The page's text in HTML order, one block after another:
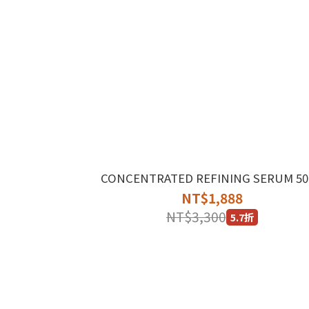
CONCENTRATED REFINING SERUM
NT$1,888
NT$3,300 5.7折